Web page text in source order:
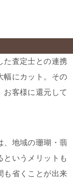
た査定士との連携
幅にカット。その
お客様に還元して
、地域の珊瑚・翡
というメリットも
も省くことが出来